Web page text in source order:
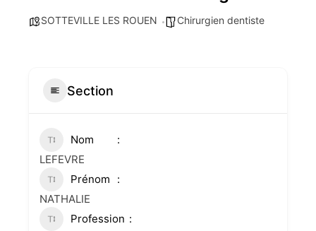
SOTTEVILLE LES ROUEN Chirurgien dentiste
Section
Nom
LEFEVRE
Prénom
NATHALIE
Profession